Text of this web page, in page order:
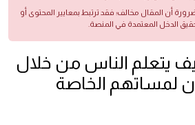
أن المقال مخالف؛ فقد ترتبط بمعايير المحتوى أو
الدخل المعتمدة في المنصة.
يتعلم الناس من خلال
لمساتهم الخاصة